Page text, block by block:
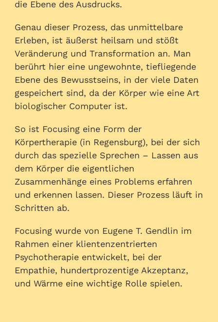
die Ebene des Ausdrucks.
Genau dieser Prozess, das unmittelbare
Erleben, ist äußerst heilsam und stößt
Veränderung und Transformation an. Man
berührt hier eine ungewohnte, tiefliegende
Ebene des Bewusstseins, in der viele Daten
gespeichert sind, da der Körper wie eine Art
biologischer Computer ist.
So ist Focusing eine Form der
Körpertherapie (in Regensburg), bei der sich
durch das spezielle Sprechen – Lassen aus
dem Körper die eigentlichen
Zusammenhänge eines Problems erfahren
und erkennen lassen. Dieser Prozess läuft in
Schritten ab.
Focusing wurde von Eugene T. Gendlin im
Rahmen einer klientenzentrierten
Psychotherapie entwickelt, bei der
Empathie, hundertprozentige Akzeptanz,
und Wärme eine wichtige Rolle spielen.